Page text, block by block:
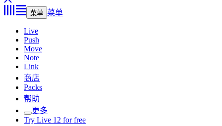
菜单 菜单
Live
Push
Move
Note
Link
商店
Packs
帮助
更多
Try Live 12 for free